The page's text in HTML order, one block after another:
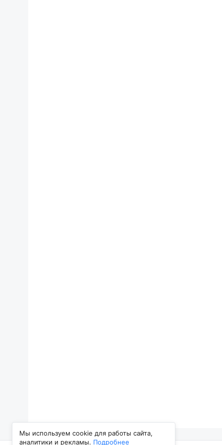
Мы используем cookie для работы сайта,
аналитики и рекламы. Подробнее